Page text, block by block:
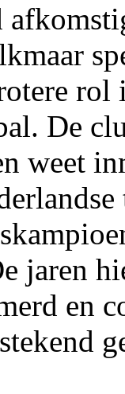
rol
De
weet
jaren
en